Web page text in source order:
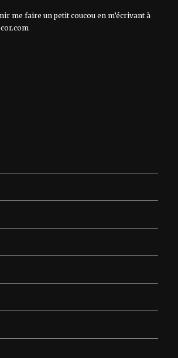
me faire un petit coucou en m’écrivant à